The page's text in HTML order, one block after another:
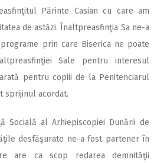
Părinte Casian cu care am
de astăzi. Înaltpreasfinţia Sa ne-a
prin care Biserica ne poate
Sale pentru interesul
pentru copiii de la Penitenciarul
sprijinul acordat.
Socială al Arhiepiscopiei Dunării de
desfăşurate ne-a fost partener în
are ca scop redarea demnităţii